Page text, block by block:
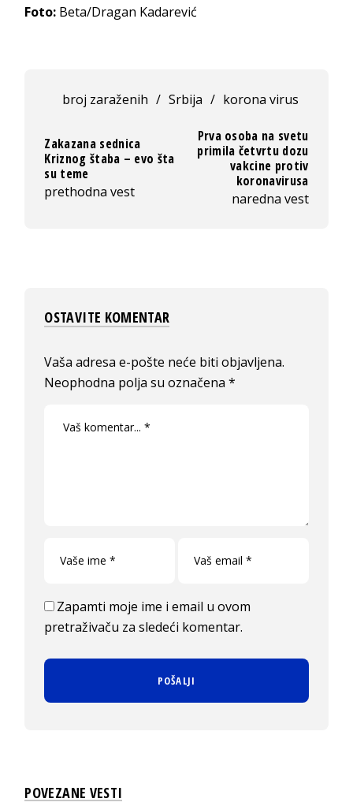
Foto: Beta/Dragan Kadarević
broj zaraženih / Srbija / korona virus
Zakazana sednica
Kriznog štaba – evo šta
su teme
prethodna vest
Prva osoba na svetu
primila četvrtu dozu
vakcine protiv
koronavirusa
naredna vest
OSTAVITE KOMENTAR
Vaša adresa e-pošte neće biti objavljena.
Neophodna polja su označena*
Zapamti moje ime i email u ovom
pretraživaču za sledeći komentar.
POVEZANE VESTI